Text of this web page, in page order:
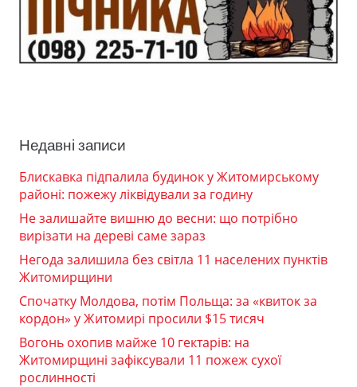
Недавні записи
Блискавка підпалила будинок у Житомирському
районі: пожежу ліквідували за годину
Не залишайте вишню до весни: що потрібно
вирізати на дереві саме зараз
Негода залишила без світла 11 населених пунктів
Житомирщини
Спочатку Молдова, потім Польща: за «квиток за
кордон» у Житомирі просили $15 тисяч
Вогонь охопив майже 10 гектарів: на
Житомирщині зафіксували 11 пожеж сухої
рослинності